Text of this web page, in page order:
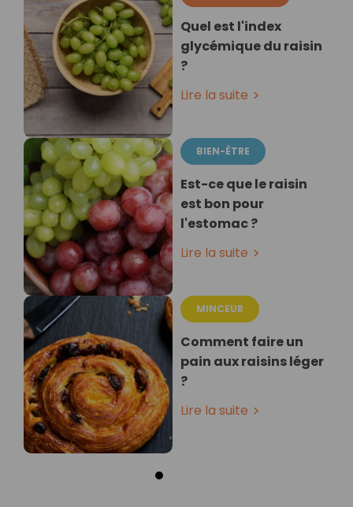
Quel est l'index
glycémique du raisin
?
Lire la suite
BIEN-ÊTRE
Est-ce que le raisin
est bon pour
l'estomac ?
Lire la suite
MINCEUR
Comment faire un
pain aux raisins léger
?
Lire la suite